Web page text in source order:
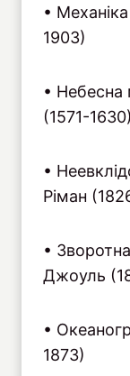
•
1903)
• Небесна
(1571-1630)
•
Ріман
•
Джоуль
•
1873)